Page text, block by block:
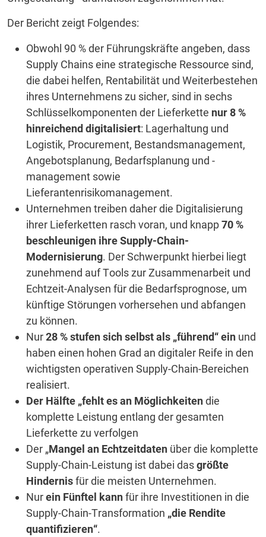
Der Bericht zeigt Folgendes:
Obwohl 90 % der Führungskräfte angeben, dass
Supply Chains eine strategische Ressource sind,
die dabei helfen, Rentabilität und Weiterbestehen
ihres Unternehmens zu sicher, sind in sechs
Schlüsselkomponenten der Lieferkette nur 8 %
hinreichend digitalisiert: Lagerhaltung und
Logistik, Procurement, Bestandsmanagement,
Angebotsplanung, Bedarfsplanung und -
management sowie
Lieferantenrisikomanagement.
Unternehmen treiben daher die Digitalisierung
ihrer Lieferketten rasch voran, und knapp70 %
beschleunigen ihre Supply-Chain-
Modernisierung. Der Schwerpunkt hierbei liegt
zunehmend auf Tools zur Zusammenarbeit und
Echtzeit-Analysen für die Bedarfsprognose, um
künftige Störungen vorhersehen und abfangen
zu können.
Nur28 % stufen sich selbst als „führend“ ein und
haben einen hohen Grad an digitaler Reife in den
wichtigsten operativen Supply-Chain-Bereichen
realisiert.
Der Hälfte „fehlt es an Möglichkeitendie
komplette Leistung entlang der gesamten
Lieferkette zu verfolgen
Der „Mangel an Echtzeitdaten über die komplette
Supply-Chain-Leistung ist dabei dasgrößte
Hindernisfür die meisten Unternehmen.
Nurein Fünftel kannfür ihre Investitionen in die
Supply-Chain-Transformation „die Rendite
quantifizieren“.